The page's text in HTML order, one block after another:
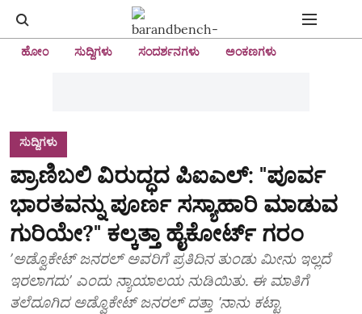
ಹೋಂ ಸುದ್ದಿಗಳು ಸಂದರ್ಶನಗಳು ಅಂಕಣಗಳು
ಸುದ್ದಿಗಳು
ಪ್ರಾಣಿಬಲಿ ವಿರುದ್ಧದ ಪಿಐಎಲ್‌: "ಪೂರ್ವ
ಭಾರತವನ್ನು ಪೂರ್ಣ ಸಸ್ಯಾಹಾರಿ ಮಾಡುವ
ಗುರಿಯೇ?" ಕಲ್ಕತ್ತಾ ಹೈಕೋರ್ಟ್ ಗರಂ
ʼಅಡ್ವೊಕೇಟ್ ಜನರಲ್‌ ಅವರಿಗೆ ಪ್ರತಿದಿನ ತುಂಡು ಮೀನು ಇಲ್ಲದೆ
ಇರಲಾಗದುʼ ಎಂದು ನ್ಯಾಯಾಲಯ ನುಡಿಯಿತು. ಈ ಮಾತಿಗೆ
ತಲೆದೂಗಿದ ಅಡ್ವೊಕೇಟ್ ಜನರಲ್ ದತ್ತಾ 'ನಾನು ಕಟ್ಟಾ